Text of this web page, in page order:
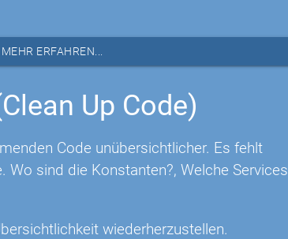
MEHR ERFAHREN...
Up Code)
Code unübersichtlicher. Es fehlt
sind die Konstanten?, Welche Services
wiederherzustellen.